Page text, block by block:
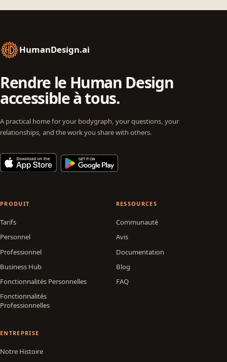
HumanDesign.ai
Rendre le Human Design
accessible à tous.
A practical home for your bodygraph, your questions, your
relationships, and the work you share with others.
PRODUIT
Tarifs
Personnel
Professionnel
Business Hub
Fonctionnalités Personnelles
Fonctionnalités
Professionnelles
RESSOURCES
Communauté
Avis
Documentation
Blog
FAQ
ENTREPRISE
Notre Histoire